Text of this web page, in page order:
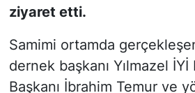
ziyaret etti.
Samimi ortamda
dernek başkanı Yılmazel
Başkanı İbrahim Temur ve
SPOR
TEKNOLOJİ
TÜRKİYE VE DÜNYA